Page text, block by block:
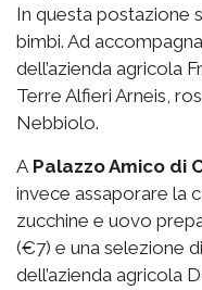
In questa postazione
bimbi. Ad
dell’azienda agricola
Terre Alfieri Arneis,
Nebbiolo.
A Palazzo Amico di
invece assaporare la
zucchine e uovo
(€7) e una selezione
dell’azienda agricola